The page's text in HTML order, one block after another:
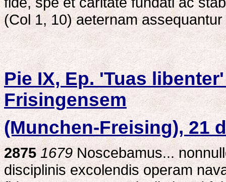
(Col 1, 10) aeternam
Pie IX, Ep. 'Tuas
Frisingensem
(Munchen-Freising), 21
2875 1679Noscebamus...
disciplinis excolendis operam